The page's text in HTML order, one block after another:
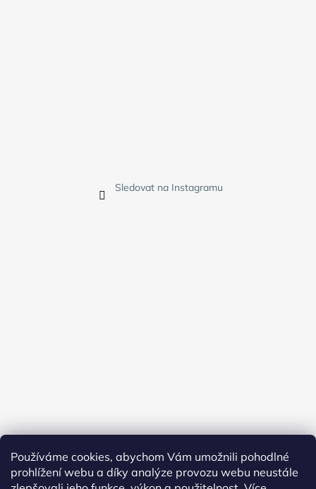
Používáme cookies, abychom Vám umožnili pohodlné
prohlížení webu a díky analýze provozu webu neustále
Sledovat na Instagramu